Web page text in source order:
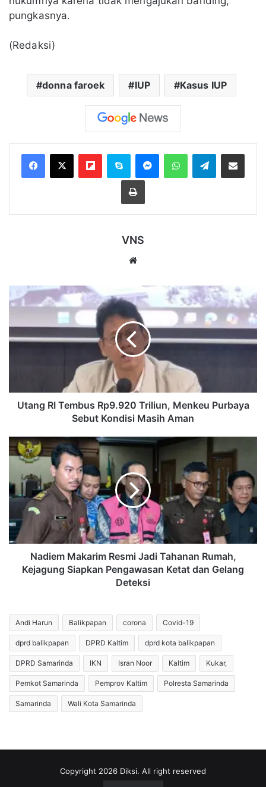
pungkasnya.
(Redaksi)
donna faroek IUP Kasus IUP
FlipboardSkype MessengerWhatsAppTelegramBagikan melalui Email
Cetak
VNS
Utang
RI
Rp9.920
Triliun,
Kondisi
Masih
Utang RI Tembus Rp9.920 Triliun, Menkeu Purbaya
Sebut Kondisi Masih Aman
Nadiem
Makarim
Resmi
Jadi
Tahanan
Rumah,
Kejagung
Siapkan
Pengawasan
Nadiem Makarim Resmi Jadi Tahanan Rumah,
Kejagung Siapkan Pengawasan Ketat dan Gelang
Deteksi
Andi Harun Balikpapan corona Covid-19
dprd balikpapan DPRD Kaltim dprd kota balikpapan
DPRD Samarinda IKN Isran Noor Kaltim Kukar,
Pemkot Samarinda Pemprov Kaltim Polresta Samarinda
Samarinda Wali Kota Samarinda
Copyright 2026 Diksi. All right reserved